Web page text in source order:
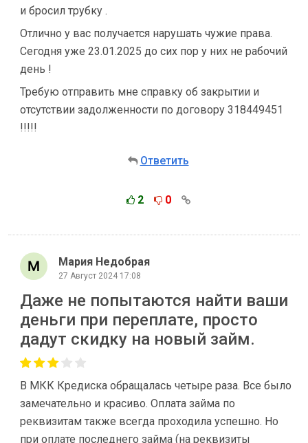
и бросил трубку .
Отлично у вас получается нарушать чужие права.
Сегодня уже 23.01.2025 до сих пор у них не рабочий
день !
Требую отправить мне справку об закрытии и
отсутствии задолженности по договору 318449451
!!!!!
Ответить
2 0
Мария Недобрая
27 Август 2024 17:08
Даже не попытаются найти ваши
деньги при переплате, просто
дадут скидку на новый займ.
В МКК Кредиска обращалась четыре раза. Все было
замечательно и красиво. Оплата займа по
реквизитам также всегда проходила успешно. Но
при оплате последнего займа (на реквизиты